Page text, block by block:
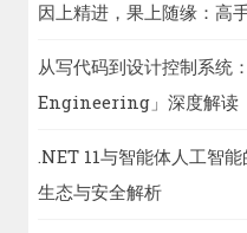
因上精进，果上随缘：高
从写代码到设计控制系
Engineering」深度解读
.NET 11与智能体人工智
生态与安全解析